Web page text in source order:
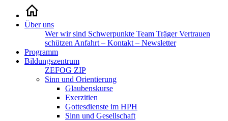
Über uns
Wer wir sind Schwerpunkte Team TrägerVertrauen
schützen Anfahrt – Kontakt – Newsletter
Programm
Bildungszentrum
ZEFOG ZIP
Sinn und Orientierung
Glaubenskurse
Exerzitien
Gottesdienste im HPH
Sinn und Gesellschaft